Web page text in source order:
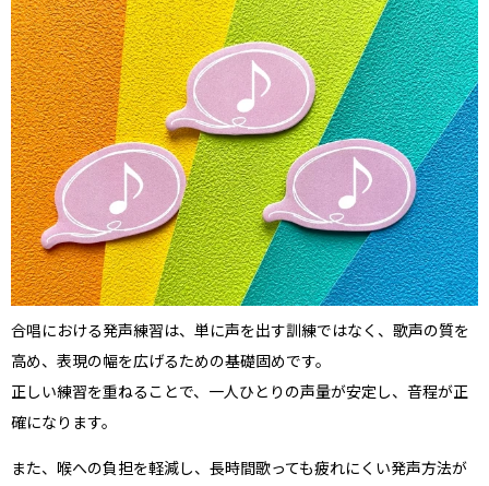
合唱における発声練習は、単に声を出す訓練ではなく、歌声の質を
高め、表現の幅を広げるための基礎固めです。
正しい練習を重ねることで、一人ひとりの声量が安定し、音程が正
確になります。
また、喉への負担を軽減し、長時間歌っても疲れにくい発声方法が